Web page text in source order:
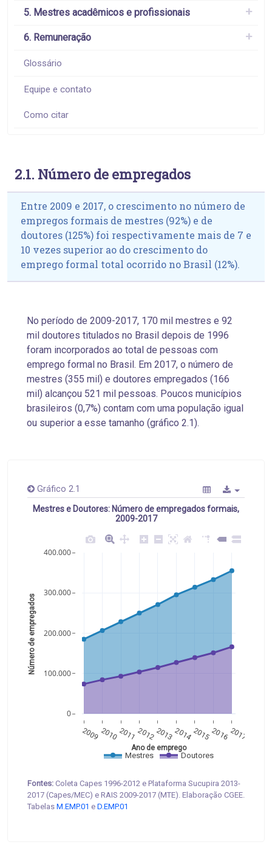
5. Mestres acadêmicos e profissionais
6. Remuneração
Glossário
Equipe e contato
Como citar
2.1. Número de empregados
Entre 2009 e 2017, o crescimento no número de
empregos formais de mestres (92%) e de
doutores (125%) foi respectivamente mais de 7 e
10 vezes superior ao do crescimento do
emprego formal total ocorrido no Brasil (12%).
No período de 2009-2017, 170 mil mestres e 92
mil doutores titulados no Brasil depois de 1996
foram incorporados ao total de pessoas com
emprego formal no Brasil. Em 2017, o número de
mestres (355 mil) e doutores empregados (166
mil) alcançou 521 mil pessoas. Poucos municípios
brasileiros (0,7%) contam com uma população igual
ou superior a esse tamanho (gráfico 2.1).
Gráfico 2.1
Mestres e Doutores: Número de empregados formais,
2009-2017
200920102011201220132014201520162017
0
100.000
200.000
300.000
400.000
Mestres Doutores
Ano de emprego
Número de empregados
Fontes: Coleta Capes 1996-2012 e Plataforma Sucupira 2013-
2017 (Capes/MEC) e RAIS 2009-2017 (MTE). Elaboração CGEE.
Tabelas M.EMP.01 e D.EMP.01